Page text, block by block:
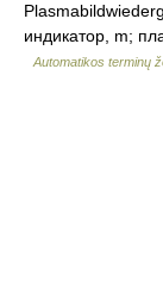
индикатор, m;
Automatikos terminų